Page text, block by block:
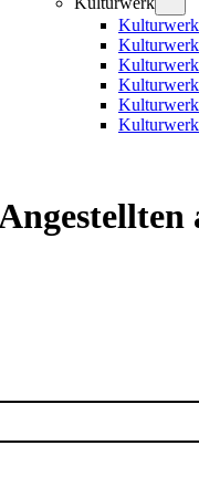
Kulturwerk
Kulturwerk